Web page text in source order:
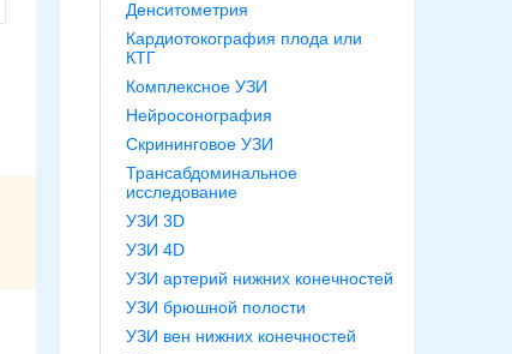
Денситометрия
Кардиотокография плода или
КТГ
Комплексное УЗИ
Нейросонография
Скрининговое УЗИ
Трансабдоминальное
исследование
УЗИ 3D
УЗИ 4D
УЗИ артерий нижних конечностей
УЗИ брюшной полости
УЗИ вен нижних конечностей